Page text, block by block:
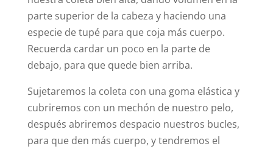
parte superior de la cabeza y haciendo una
especie de tupé para que coja más cuerpo.
Recuerda cardar un poco en la parte de
debajo, para que quede bien arriba.
Sujetaremos la coleta con una goma elástica y
cubriremos con un mechón de nuestro pelo,
después abriremos despacio nuestros bucles,
para que den más cuerpo, y tendremos el